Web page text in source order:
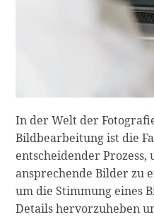
In der Welt der
Bildbearbeitung ist die
entscheidender
ansprechende Bilder zu
um die Stimmung eines
Details hervorzuheben